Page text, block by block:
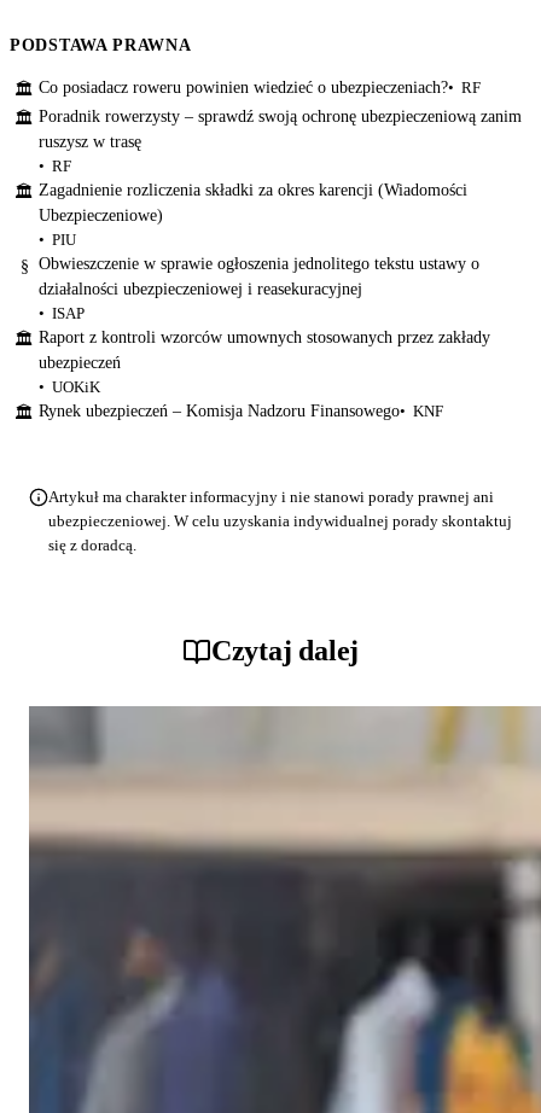
PODSTAWA PRAWNA
🏛 Co posiadacz roweru powinien wiedzieć o ubezpieczeniach?
RF
🏛 Poradnik rowerzysty – sprawdź swoją ochronę ubezpieczeniową zanim
ruszysz w trasę
RF
🏛 Zagadnienie rozliczenia składki za okres karencji (Wiadomości
Ubezpieczeniowe)
PIU
§ Obwieszczenie w sprawie ogłoszenia jednolitego tekstu ustawy o
działalności ubezpieczeniowej i reasekuracyjnej
ISAP
🏛 Raport z kontroli wzorców umownych stosowanych przez zakłady
ubezpieczeń
UOKiK
🏛 Rynek ubezpieczeń – Komisja Nadzoru Finansowego KNF
Artykuł ma charakter informacyjny i nie stanowi porady prawnej ani
ubezpieczeniowej. W celu uzyskania indywidualnej porady skontaktuj
się z doradcą.
Czytaj dalej